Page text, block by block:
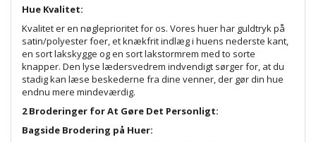
Hue Kvalitet:
Kvalitet er en nøgleprioritet for os. Vores huer har guldtryk på
satin/polyester foer, et knækfrit indlæg i huens nederste kant,
en sort lakskygge og en sort lakstormrem med to sorte
knapper. Den lyse lædersvedrem indvendigt sørger for, at du
stadig kan læse beskederne fra dine venner, der gør din hue
endnu mere mindeværdig.
2 Broderinger for At Gøre Det Personligt:
Bagside Brodering på Huer: